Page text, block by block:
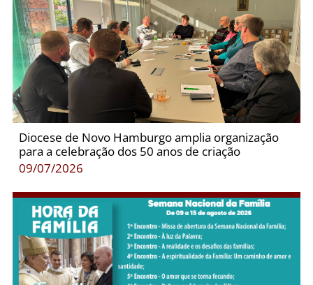
Diocese de Novo Hamburgo amplia organização
para a celebração dos 50 anos de criação
09/07/2026